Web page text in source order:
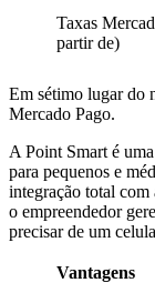
Taxas
partir de)
Em sétimo lugar do
Mercado Pago.
A Point Smart é
para pequenos e
integração total
o empreendedor
precisar de um
Vantagens